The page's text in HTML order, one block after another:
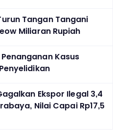
Tangan Tangani
Miliaran Rupiah
Kasus
Ekspor Ilegal 3,4
Nilai Capai Rp17,5